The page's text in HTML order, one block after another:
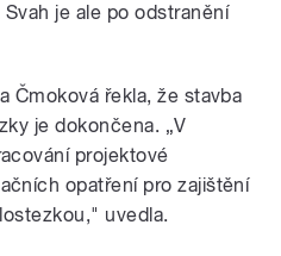
je ale po odstranění
Čmoková řekla, že stavba
je dokončena. „V
projektové
opatření pro zajištění
uvedla.